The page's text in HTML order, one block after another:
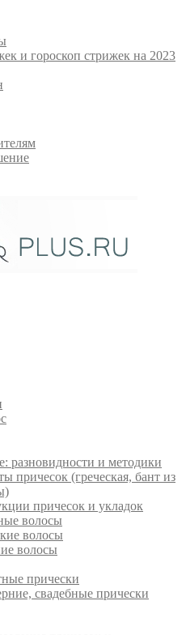
и гороскоп стрижек на 2023
разновидности и методики
причесок (греческая, бант из
причесок и укладок
волосы
волосы
волосы
прически
свадебные прически